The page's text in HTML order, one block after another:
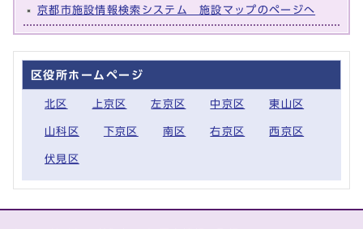
京都市施設情報検索システム 施設マップのページへ
区役所ホームページ
北区 上京区 左京区 中京区 東山区
山科区 下京区 南区 右京区 西京区
伏見区